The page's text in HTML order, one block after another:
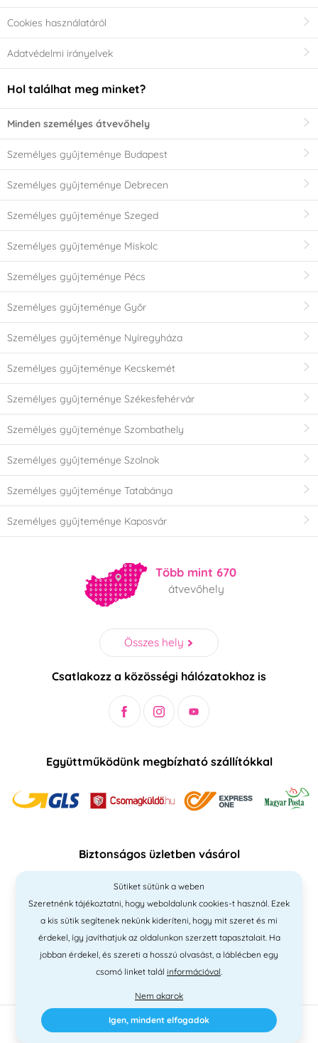
Cookies használatáról
Adatvédelmi irányelvek
Hol találhat meg minket?
Minden személyes átvevőhely
Személyes gyűjteménye Budapest
Személyes gyűjteménye Debrecen
Személyes gyűjteménye Szeged
Személyes gyűjteménye Miskolc
Személyes gyűjteménye Pécs
Személyes gyűjteménye Győr
Személyes gyűjteménye Nyíregyháza
Személyes gyűjteménye Kecskemét
Személyes gyűjteménye Székesfehérvár
Személyes gyűjteménye Szombathely
Személyes gyűjteménye Szolnok
Személyes gyűjteménye Tatabánya
Személyes gyűjteménye Kaposvár
Több mint 670
átvevőhely
Összes hely
Csatlakozz a közösségi hálózatokhoz is
Együttműködünk megbízható szállítókkal
Biztonságos üzletben vásárol
2010 - 2026 © PNM International Kft. • technikai választék Simplia
Sütiket sütünk a weben
Szeretnénk tájékoztatni, hogy weboldalunk cookies-t használ. Ezek
a kis sütik segítenek nekünk kideríteni, hogy mit szeret és mi
érdekel, így javíthatjuk az oldalunkon szerzett tapasztalait. Ha
jobban érdekel, és szereti a hosszú olvasást, a láblécben egy
csomó linket talál információval.
Nem akarok
Igen, mindent elfogadok